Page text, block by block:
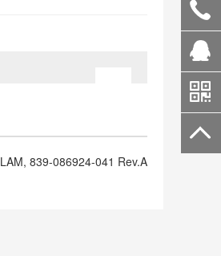
LAM, 839-086924-041 Rev.A